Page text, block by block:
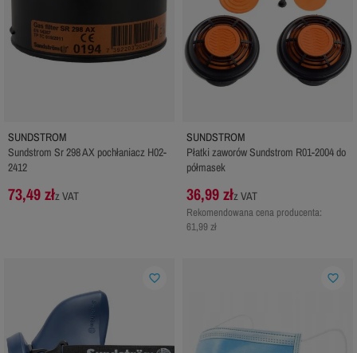
SUNDSTROM
Sundstrom Sr 298 AX pochłaniacz H02-
2412
73,49 złz VAT
SUNDSTROM
Płatki zaworów Sundstrom R01-2004 do
półmasek
36,99 złz VAT
Rekomendowana cena producenta:
61,99 zł
favorite_border favorite_border